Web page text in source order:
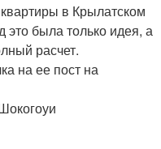
в Крылатском
это была только идея, а
расчет.
на ее пост на